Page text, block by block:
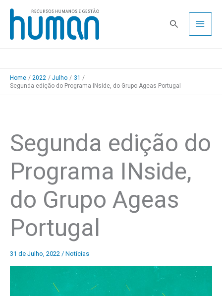
Skip
content
Pesquisa
Home 2022 Julho
31
Segunda edição do Programa INside, do Grupo Ageas Portugal
Segunda edição do
Programa INside,
do Grupo Ageas
Portugal
31 de Julho, 2022 / Notícias